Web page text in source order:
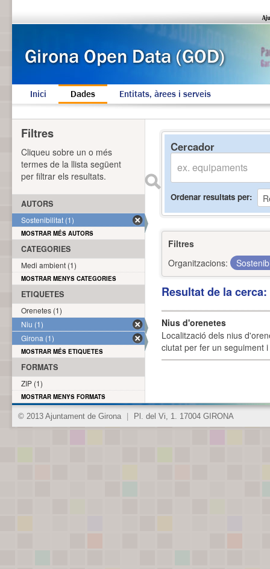
Inici Dades Entitats, àrees i serveis
Cercador
Ordenar resultats per
Filtres
Organitzacions:
Resultat de la
Nius d'orenetes
Localització dels nius
ciutat per fer un seguiment
Filtres
Cliqueu sobre un o més
termes de la llista següent
per filtrar els resultats.
AUTORS
Sostenibilitat (1)
MOSTRAR MÉS AUTORS
CATEGORIES
Medi ambient (1)
MOSTRAR MENYS CATEGORIES
ETIQUETES
Orenetes (1)
Niu (1)
Girona (1)
MOSTRAR MÉS ETIQUETES
FORMATS
ZIP (1)
MOSTRAR MENYS FORMATS
© 2013 Ajuntament de Girona Pl. del Vi, 1. 17004 GIRONA